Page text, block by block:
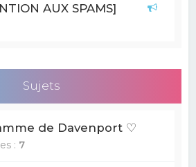
AUX SPAMS]
Sujets
de Davenport ♡
: 7